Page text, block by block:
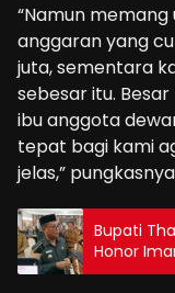
“Namun
anggaran yang
juta, sementara
sebesar itu.
ibu anggota
tepat bagi kami
jelas,”
Bupati
Honor